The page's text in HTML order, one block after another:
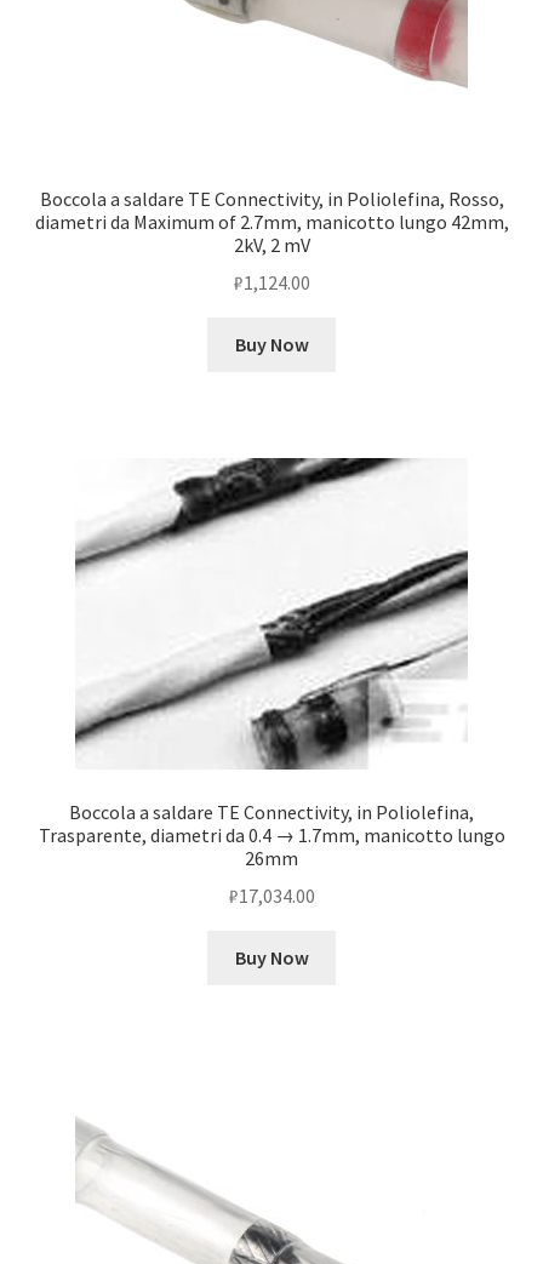
Boccola a saldare TE Connectivity, in Poliolefina, Rosso,
diametri da Maximum of 2.7mm, manicotto lungo 42mm,
2kV, 2 mV
₽1,124.00
Buy Now
Boccola a saldare TE Connectivity, in Poliolefina,
Trasparente, diametri da 0.4 → 1.7mm, manicotto lungo
26mm
₽17,034.00
Buy Now